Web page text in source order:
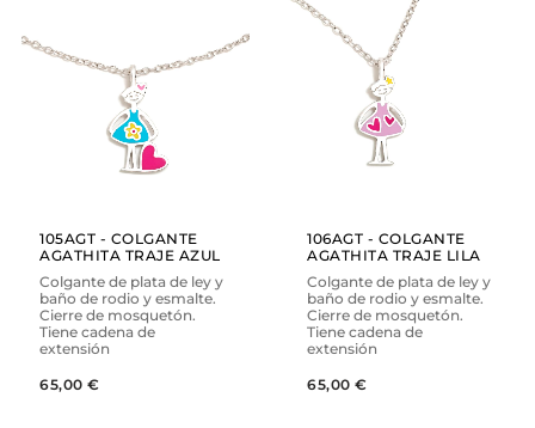
AÑADIR
105AGT - COLGANTE
AGATHITA TRAJE AZUL
Colgante de plata de ley y
baño de rodio y esmalte.
Cierre de mosquetón.
Tiene cadena de
extensión
65,00 €
VER
106AGT - COLGANTE
AGATHITA TRAJE LILA
Colgante de plata de ley y
baño de rodio y esmalte.
Cierre de mosquetón.
Tiene cadena de
extensión
65,00 €